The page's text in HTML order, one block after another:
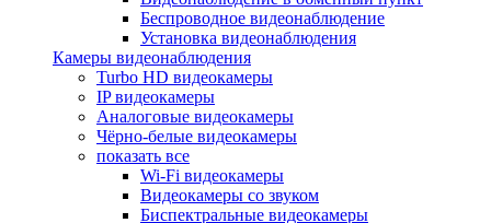
Беспроводное видеонаблюдение
Установка видеонаблюдения
Камеры видеонаблюдения
Turbo HD видеокамеры
IP видеокамеры
Аналоговые видеокамеры
Чёрно-белые видеокамеры
показать все
Wi-Fi видеокамеры
Видеокамеры со звуком
Биспектральные видеокамеры